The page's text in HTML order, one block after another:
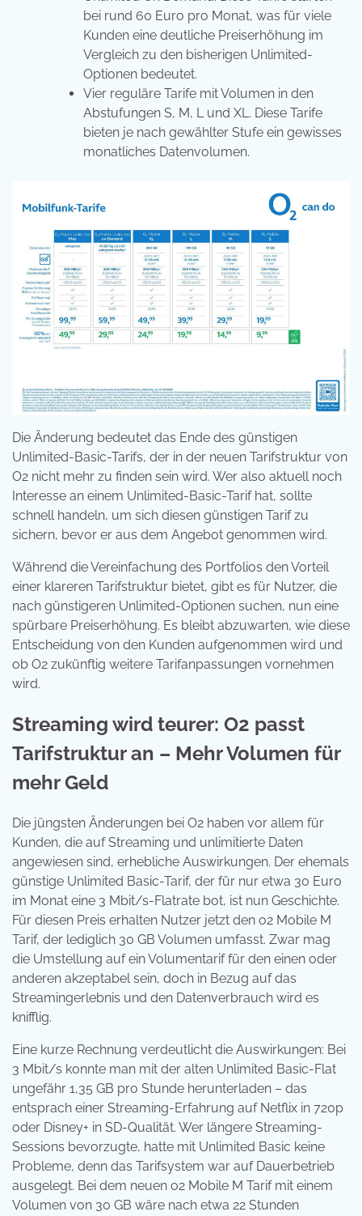
bei rund 60 Euro pro Monat, was für viele
Kunden eine deutliche Preiserhöhung im
Vergleich zu den bisherigen Unlimited-
Optionen bedeutet.
Vier reguläre Tarife mit Volumen in den
Abstufungen S, M, L und XL. Diese Tarife
bieten je nach gewählter Stufe ein gewisses
monatliches Datenvolumen.
Die Änderung bedeutet das Ende des günstigen
Unlimited-Basic-Tarifs, der in der neuen Tarifstruktur von
O2 nicht mehr zu finden sein wird. Wer also aktuell noch
Interesse an einem Unlimited-Basic-Tarif hat, sollte
schnell handeln, um sich diesen günstigen Tarif zu
sichern, bevor er aus dem Angebot genommen wird.
Während die Vereinfachung des Portfolios den Vorteil
einer klareren Tarifstruktur bietet, gibt es für Nutzer, die
nach günstigeren Unlimited-Optionen suchen, nun eine
spürbare Preiserhöhung. Es bleibt abzuwarten, wie diese
Entscheidung von den Kunden aufgenommen wird und
ob O2 zukünftig weitere Tarifanpassungen vornehmen
wird.
Streaming wird teurer: O2 passt
Tarifstruktur an – Mehr Volumen für
mehr Geld
Die jüngsten Änderungen bei O2 haben vor allem für
Kunden, die auf Streaming und unlimitierte Daten
angewiesen sind, erhebliche Auswirkungen. Der ehemals
günstige Unlimited Basic-Tarif, der für nur etwa 30 Euro
im Monat eine 3 Mbit/s-Flatrate bot, ist nun Geschichte.
Für diesen Preis erhalten Nutzer jetzt den o2 Mobile M
Tarif, der lediglich 30 GB Volumen umfasst. Zwar mag
die Umstellung auf ein Volumentarif für den einen oder
anderen akzeptabel sein, doch in Bezug auf das
Streamingerlebnis und den Datenverbrauch wird es
knifflig.
Eine kurze Rechnung verdeutlicht die Auswirkungen: Bei
3 Mbit/s konnte man mit der alten Unlimited Basic-Flat
ungefähr 1,35 GB pro Stunde herunterladen – das
entsprach einer Streaming-Erfahrung auf Netflix in 720p
oder Disney+ in SD-Qualität. Wer längere Streaming-
Sessions bevorzugte, hatte mit Unlimited Basic keine
Probleme, denn das Tarifsystem war auf Dauerbetrieb
ausgelegt. Bei dem neuen o2 Mobile M Tarif mit einem
Volumen von 30 GB wäre nach etwa 22 Stunden